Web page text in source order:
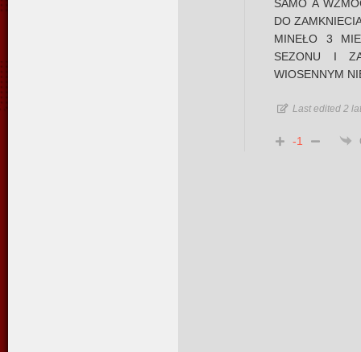
SAMO A
DO
MINEŁO 3
SEZONU I
WIOSENNYM
Last edited 2
-1